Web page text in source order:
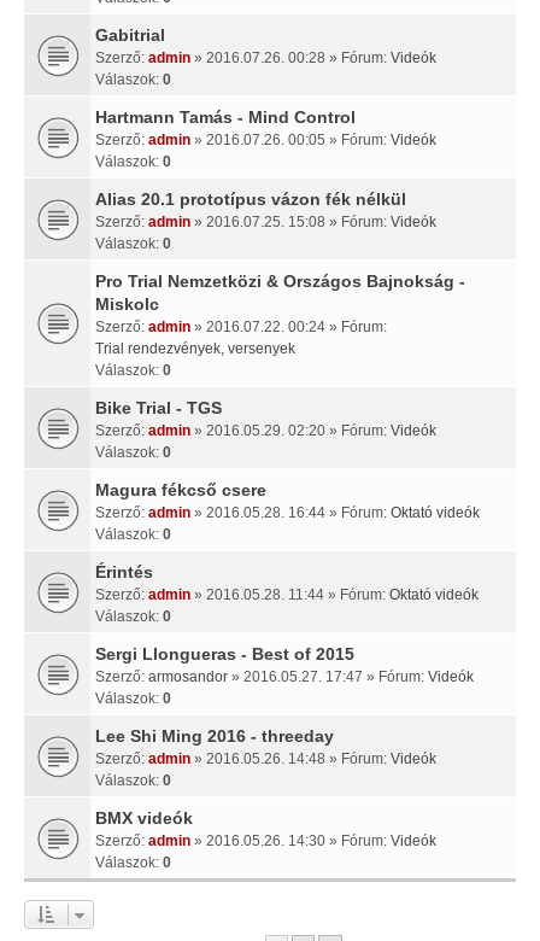
Gabitrial
Szerző: admin » 2016.07.26. 00:28 » Fórum: Videók
Válaszok: 0
Hartmann Tamás - Mind Control
Szerző: admin » 2016.07.26. 00:05 » Fórum: Videók
Válaszok: 0
Alias 20.1 prototípus vázon fék nélkül
Szerző: admin » 2016.07.25. 15:08 » Fórum: Videók
Válaszok: 0
Pro Trial Nemzetközi & Országos Bajnokság -
Miskolc
Szerző: admin » 2016.07.22. 00:24 » Fórum:
Trial rendezvények, versenyek
Válaszok: 0
Bike Trial - TGS
Szerző: admin » 2016.05.29. 02:20 » Fórum: Videók
Válaszok: 0
Magura fékcső csere
Szerző: admin » 2016.05.28. 16:44 » Fórum: Oktató videók
Válaszok: 0
Érintés
Szerző: admin » 2016.05.28. 11:44 » Fórum: Oktató videók
Válaszok: 0
Sergi Llongueras - Best of 2015
Szerző: armosandor » 2016.05.27. 17:47 » Fórum: Videók
Válaszok: 0
Lee Shi Ming 2016 - threeday
Szerző: admin » 2016.05.26. 14:48 » Fórum: Videók
Válaszok: 0
BMX videók
Szerző: admin » 2016.05.26. 14:30 » Fórum: Videók
Válaszok: 0